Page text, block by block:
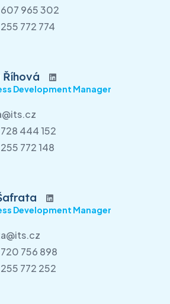
965 302
772 774
Říhová
Development Manager
444 152
772 148
Development Manager
756 898
772 252